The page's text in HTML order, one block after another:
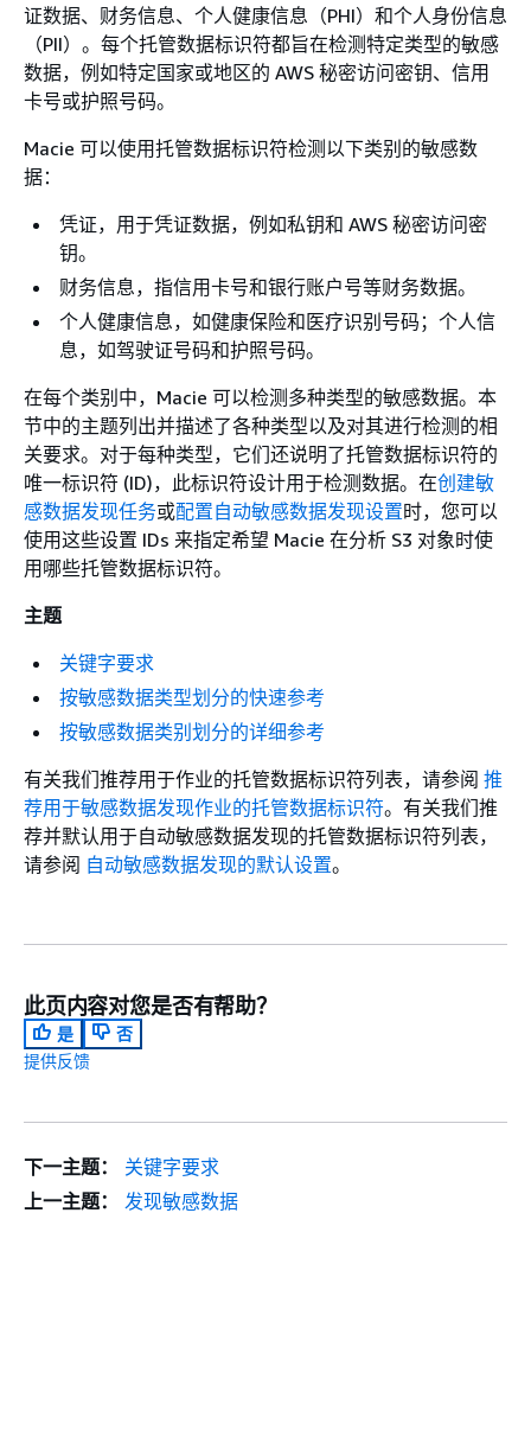
证数据、财务信息、个人健康信息（PHI）和个人身份信息
（PII）。每个托管数据标识符都旨在检测特定类型的敏感
数据，例如特定国家或地区的 AWS 秘密访问密钥、信用
卡号或护照号码。
Macie 可以使用托管数据标识符检测以下类别的敏感数
据：
凭证，用于凭证数据，例如私钥和 AWS 秘密访问密
钥。
财务信息，指信用卡号和银行账户号等财务数据。
个人健康信息，如健康保险和医疗识别号码；个人信
息，如驾驶证号码和护照号码。
在每个类别中，Macie 可以检测多种类型的敏感数据。本
节中的主题列出并描述了各种类型以及对其进行检测的相
关要求。对于每种类型，它们还说明了托管数据标识符的
唯一标识符 (ID)，此标识符设计用于检测数据。在创建敏
感数据发现任务或配置自动敏感数据发现设置时，您可以
使用这些设置 IDs 来指定希望 Macie 在分析 S3 对象时使
用哪些托管数据标识符。
主题
关键字要求
按敏感数据类型划分的快速参考
按敏感数据类别划分的详细参考
有关我们推荐用于作业的托管数据标识符列表，请参阅 推
荐用于敏感数据发现作业的托管数据标识符。有关我们推
荐并默认用于自动敏感数据发现的托管数据标识符列表，
请参阅 自动敏感数据发现的默认设置。
此页内容对您是否有帮助？
是
否
提供反馈
下一主题：
关键字要求
上一主题：
发现敏感数据